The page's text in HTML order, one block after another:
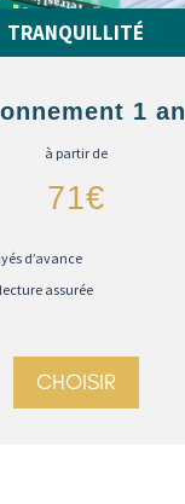
TRANQUILLITÉ
1 an
à partir de
71€
d’avance
assurée
CHOISIR